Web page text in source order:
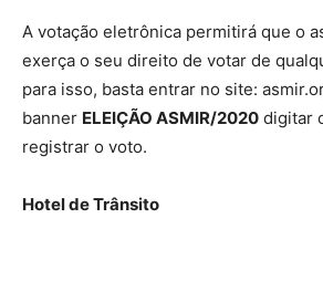
A votação eletrônica permitirá que o
exerça o seu direito de votar de
para isso, basta entrar no site:
banner ELEIÇÃO ASMIR/2020 digitar
registrar o voto.
Hotel de Trânsito